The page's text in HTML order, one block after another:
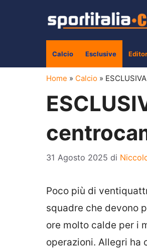
Calcio Esclusive
Home » Calcio »
31 Agosto 2025 di
Poco più di
squadre che devono
ore molto calde per i
operazioni. Allegri ha